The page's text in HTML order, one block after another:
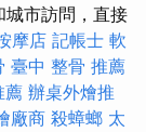
城市訪問，直接
摩店 記帳士 軟
臺中 整骨 推薦
薦 辦桌外燴推
廠商 殺蟑螂 太